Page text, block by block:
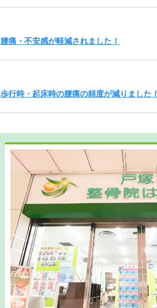
腰痛・不安感が軽減されました！
歩行時・起床時の腰痛の頻度が減りました！